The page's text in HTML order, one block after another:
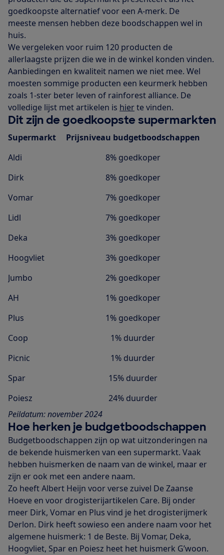
goedkoopste alternatief voor een A-merk. De
meeste mensen hebben deze boodschappen wel in
huis.
We vergeleken voor ruim 120 producten de
allerlaagste prijzen die we in de winkel konden vinden.
Aanbiedingen en kwaliteit namen we niet mee. Wel
moesten sommige producten een keurmerk hebben
zoals 1-ster beter leven of rainforest alliance. De
volledige lijst met artikelen is hierte vinden.
Dit zijn de goedkoopste supermarkten
Supermarkt
Prijsniveau budgetboodschappen
Aldi
8% goedkoper
Dirk
8% goedkoper
Vomar
7% goedkoper
Lidl
7% goedkoper
Deka
3% goedkoper
Hoogvliet
3% goedkoper
Jumbo
2% goedkoper
AH
1% goedkoper
Plus
1% goedkoper
Coop
1% duurder
Picnic
1% duurder
Spar
15% duurder
Poiesz
24% duurder
Peildatum: november 2024
Hoe herken je budgetboodschappen
Budgetboodschappen zijn op wat uitzonderingen na
de bekende huismerken van een supermarkt. Vaak
hebben huismerken de naam van de winkel, maar er
zijn er ook met een andere naam.
Zo heeft Albert Heijn voor verse zuivel De Zaanse
Hoeve en voor drogisterijartikelen Care. Bij onder
meer Dirk, Vomar en Plus vind je het drogisterijmerk
Derlon. Dirk heeft sowieso een andere naam voor het
algemene huismerk: 1 de Beste. Bij Vomar, Deka,
Hoogvliet, Spar en Poiesz heet het huismerk G’woon.